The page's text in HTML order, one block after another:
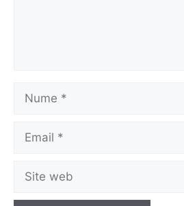
Nume
Email
Site
web